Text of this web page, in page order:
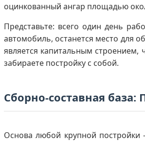
оцинкованный ангар площадью
Представьте: всего один день
автомобиль, останется место для
является капитальным
забираете постройку с собой.
Сборно-составная
Основа любой крупной постройки